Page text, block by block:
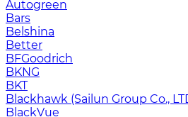
Autogreen
Bars
Belshina
Better
BFGoodrich
BKNG
BKT
Blackhawk (Sailun Group Co.,
BlackVue